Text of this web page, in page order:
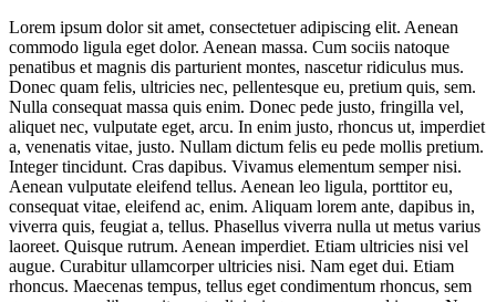
Lorem ipsum dolor sit amet, consectetuer adipiscing elit. Aenean
commodo ligula eget dolor. Aenean massa. Cum sociis natoque
penatibus et magnis dis parturient montes, nascetur ridiculus mus.
Donec quam felis, ultricies nec, pellentesque eu, pretium quis, sem.
Nulla consequat massa quis enim. Donec pede justo, fringilla vel,
aliquet nec, vulputate eget, arcu. In enim justo, rhoncus ut, imperdiet
a, venenatis vitae, justo. Nullam dictum felis eu pede mollis pretium.
Integer tincidunt. Cras dapibus. Vivamus elementum semper nisi.
Aenean vulputate eleifend tellus. Aenean leo ligula, porttitor eu,
consequat vitae, eleifend ac, enim. Aliquam lorem ante, dapibus in,
viverra quis, feugiat a, tellus. Phasellus viverra nulla ut metus varius
laoreet. Quisque rutrum. Aenean imperdiet. Etiam ultricies nisi vel
augue. Curabitur ullamcorper ultricies nisi. Nam eget dui. Etiam
rhoncus. Maecenas tempus, tellus eget condimentum rhoncus, sem